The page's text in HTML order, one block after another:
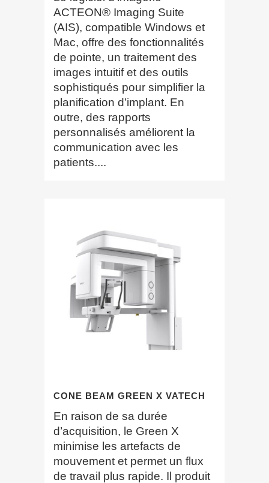
ACTEON® Imaging Suite
(AIS), compatible Windows et
Mac, offre des fonctionnalités
de pointe, un traitement des
images intuitif et des outils
sophistiqués pour simplifier la
planification d’implant. En
outre, des rapports
personnalisés améliorent la
communication avec les
patients....
CONE BEAM GREEN X VATECH
En raison de sa durée
d’acquisition, le Green X
minimise les artefacts de
mouvement et permet un flux
de travail plus rapide. Il produit